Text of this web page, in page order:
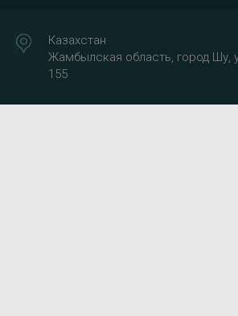
Казахстан
Жамбылская область, город Шу,
155